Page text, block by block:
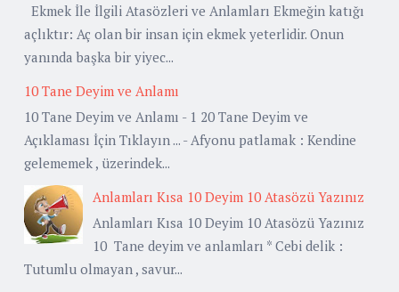
Ekmek İle İlgili Atasözleri ve Anlamları Ekmeğin katığı
açlıktır: Aç olan bir insan için ekmek yeterlidir. Onun
yanında başka bir yiyec...
10 Tane Deyim ve Anlamı
10 Tane Deyim ve Anlamı - 1 20 Tane Deyim ve
Açıklaması İçin Tıklayın ... - Afyonu patlamak : Kendine
gelememek , üzerindek...
Anlamları Kısa 10 Deyim 10 Atasözü Yazınız
Anlamları Kısa 10 Deyim 10 Atasözü Yazınız
10 Tane deyim ve anlamları * Cebi delik :
Tutumlu olmayan , savur...